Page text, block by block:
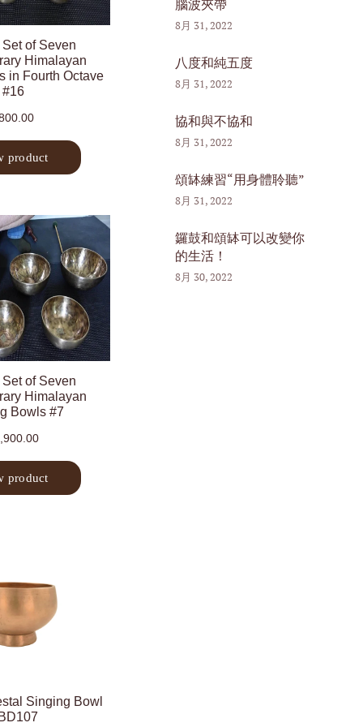
腦波夾帶
8月 31, 2022
八度和純五度
8月 31, 2022
協和與不協和
8月 31, 2022
頌缽練習“用身體聆聽”
8月 31, 2022
鑼鼓和頌缽可以改變你
的生活！
8月 30, 2022